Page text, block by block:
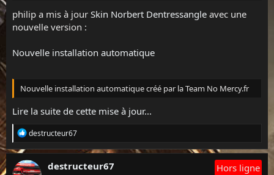
philip a mis à jour Skin Norbert Dentressangle avec une
nouvelle version :
Nouvelle installation automatique
Nouvelle installation automatique créé par la Team No Mercy.fr
Lire la suite de cette mise à jour...
L
s
r
é
destructeur67
destructeur67 Hors ligne